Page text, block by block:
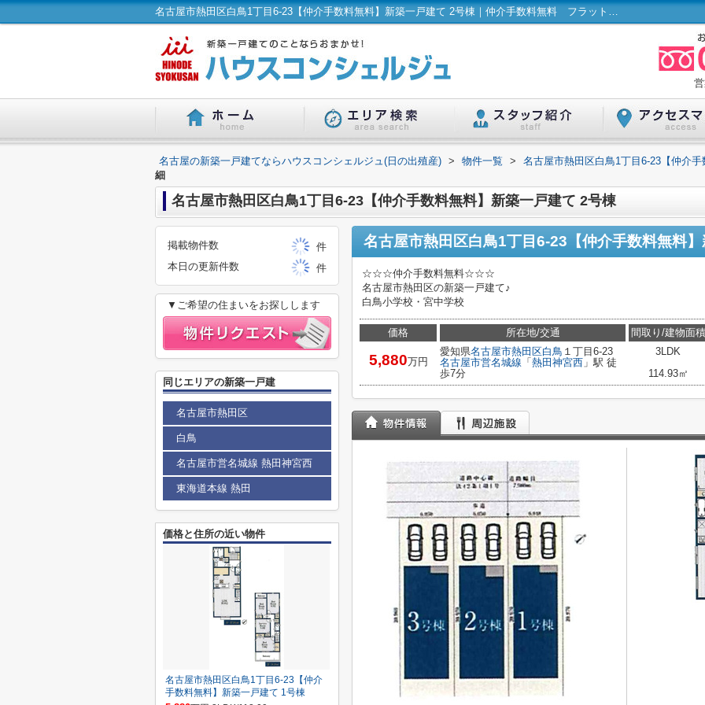
名古屋市熱田区白鳥1丁目6-23【仲介手数料無料】新築一戸建て 2号棟｜仲介手数料無料 フラット３５Sに対応 ＴＶモニタ付インターホン オートバス エコジョーズ 南面バルコニー｜ハウスコンシェルジュ(日の出殖産)
名古屋の新築一戸建てならハウスコンシェルジュ(日の出殖産) > 物件一覧 >
名古屋市熱田区白鳥1丁目6-23【仲介
細
名古屋市熱田区白鳥1丁目6-23【仲介手数料無料】新築一戸建て 2号棟
名古屋市熱田区白鳥1丁目6-23【仲介手数料無料
☆☆☆仲介手数料無料☆☆☆
名古屋市熱田区の新築一戸建て♪
白鳥小学校・宮中学校
価格
5,880万円
所在地/交通
愛知県名古屋市熱田区白鳥 １丁目6-23
名古屋市営名城線 「 熱田神宮西 」駅 徒
歩7分
間取り/建物面積
3LDK
114.93㎡
掲載物件数
件
本日の更新件数
件
▼ご希望の住まいをお探しします
同じエリアの新築一戸建
名古屋市熱田区
白鳥
名古屋市営名城線 熱田神宮西
東海道本線 熱田
価格と住所の近い物件
名古屋市熱田区白鳥1丁目6-23【仲介
手数料無料】新築一戸建て 1号棟